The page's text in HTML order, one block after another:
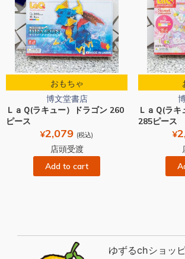
おもちゃ
博文堂書店
ＬａＱ(ラキュー）ドラゴン 260
ピース
¥2,079 (税込)
店頭受渡
Add to cart
ＬａＱ(ラ
285ピース
¥
ゆずるchショッ